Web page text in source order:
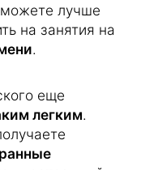
лучше
на занятия на
.
еще
легким.